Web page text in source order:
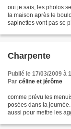
oui je sais, les photos
la maison après le
sapinettes vont pas se
Charpente
Publié le 17/03/2009 à
Par céline et jérôme
comme prévu les
posées dans la
aussi pour mettre les